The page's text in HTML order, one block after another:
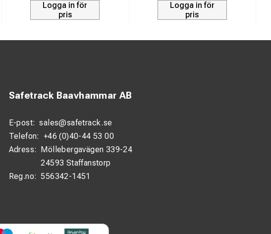
Logga in för
pris
Logga in för
pris
Safetrack Baavhammar AB
E-post: sales@safetrack.se
Telefon: +46 (0)40-44 53 00
Adress: Möllebergavägen 339-24
24593 Staffanstorp
Reg.no: 556342-1451